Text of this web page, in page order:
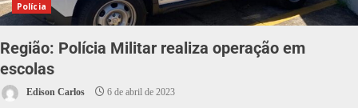
Polícia
Região: Polícia Militar realiza operação em
escolas
Edison Carlos 6 de abril de 2023